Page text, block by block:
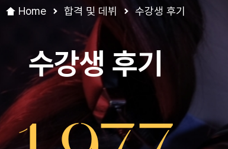
Home 합격 및 데뷔 수강생 후기
수강생 후기